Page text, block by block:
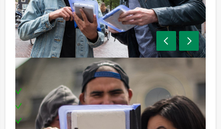
Inclusief:
Enthousiaste begeleiding
1 drankje (bier, fris, huiswijn, koffie of thee)
Boekje met vragen / opdrachten